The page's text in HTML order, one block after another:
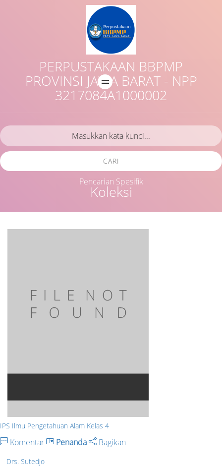
PERPUSTAKAAN BBPMP
PROVINSI JAWA BARAT - NPP
3217084A1000002
Koleksi
CARI
Pencarian Spesifik
IPS Ilmu Pengetahuan Alam Kelas 4
Komentar Penanda Bagikan
Drs. Sutedjo